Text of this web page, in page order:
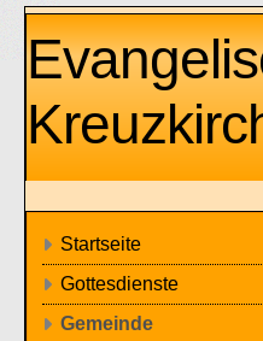
Startseite
Gottesdienste
Gemeinde